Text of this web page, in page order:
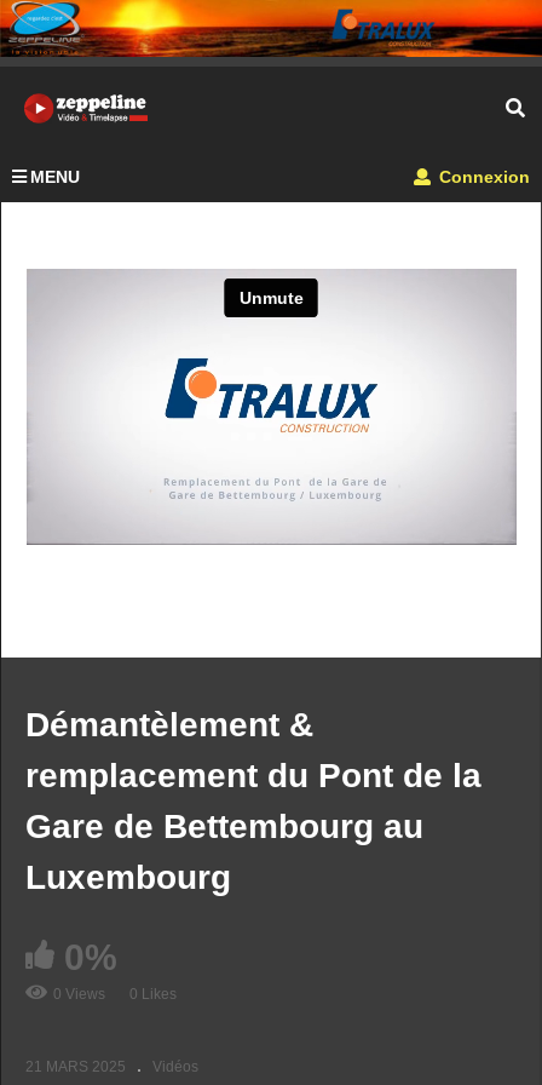
MENU Connexion
Démantèlement &
remplacement du Pont de la
Gare de Bettembourg au
Luxembourg
0%
0 Views 0 Likes
21 MARS 2025 Vidéos